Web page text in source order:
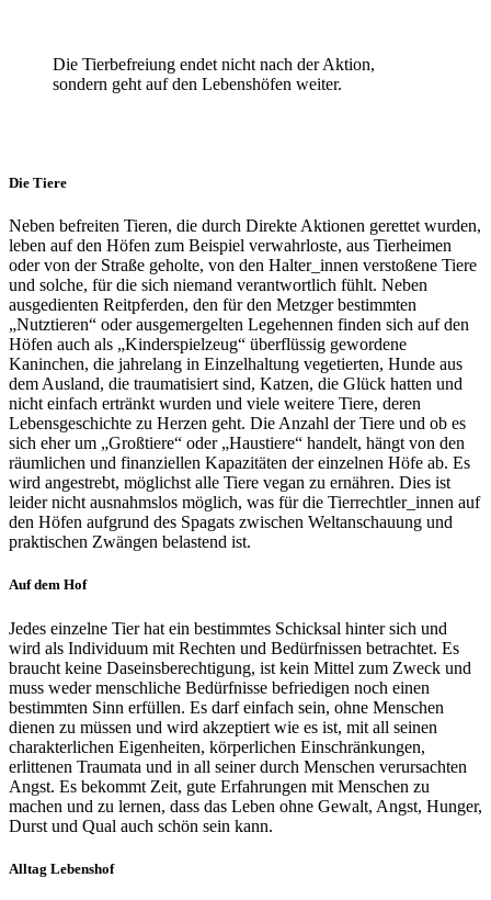
Die Tierbefreiung endet nicht nach der Aktion,
sondern geht auf den Lebenshöfen weiter.
Die Tiere
Neben befreiten Tieren, die durch Direkte Aktionen gerettet wurden,
leben auf den Höfen zum Beispiel verwahrloste, aus Tierheimen
oder von der Straße geholte, von den Halter_innen verstoßene Tiere
und solche, für die sich niemand verantwortlich fühlt. Neben
ausgedienten Reitpferden, den für den Metzger bestimmten
„Nutztieren“ oder ausgemergelten Legehennen finden sich auf den
Höfen auch als „Kinderspielzeug“ überflüssig gewordene
Kaninchen, die jahrelang in Einzelhaltung vegetierten, Hunde aus
dem Ausland, die traumatisiert sind, Katzen, die Glück hatten und
nicht einfach ertränkt wurden und viele weitere Tiere, deren
Lebensgeschichte zu Herzen geht. Die Anzahl der Tiere und ob es
sich eher um „Großtiere“ oder „Haustiere“ handelt, hängt von den
räumlichen und finanziellen Kapazitäten der einzelnen Höfe ab. Es
wird angestrebt, möglichst alle Tiere vegan zu ernähren. Dies ist
leider nicht ausnahmslos möglich, was für die Tierrechtler_innen auf
den Höfen aufgrund des Spagats zwischen Weltanschauung und
praktischen Zwängen belastend ist.
Auf dem Hof
Jedes einzelne Tier hat ein bestimmtes Schicksal hinter sich und
wird als Individuum mit Rechten und Bedürfnissen betrachtet. Es
braucht keine Daseinsberechtigung, ist kein Mittel zum Zweck und
muss weder menschliche Bedürfnisse befriedigen noch einen
bestimmten Sinn erfüllen. Es darf einfach sein, ohne Menschen
dienen zu müssen und wird akzeptiert wie es ist, mit all seinen
charakterlichen Eigenheiten, körperlichen Einschränkungen,
erlittenen Traumata und in all seiner durch Menschen verursachten
Angst. Es bekommt Zeit, gute Erfahrungen mit Menschen zu
machen und zu lernen, dass das Leben ohne Gewalt, Angst, Hunger,
Durst und Qual auch schön sein kann.
Alltag Lebenshof